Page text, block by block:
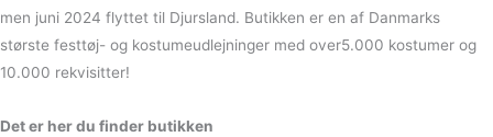
men juni 2024 flyttet til Djursland. Butikken er en af Danmarks
største festtøj- og kostumeudlejninger med over5.000 kostumer og
10.000 rekvisitter!
Det er her du finder butikken